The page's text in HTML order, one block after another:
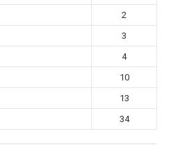
2
3
4
10
13
34